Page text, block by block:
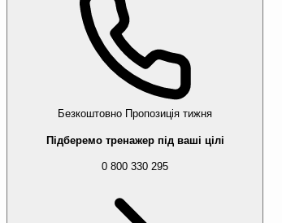
Безкоштовно Пропозиція тижня
Підберемо тренажер під ваші цілі
0 800 330 295